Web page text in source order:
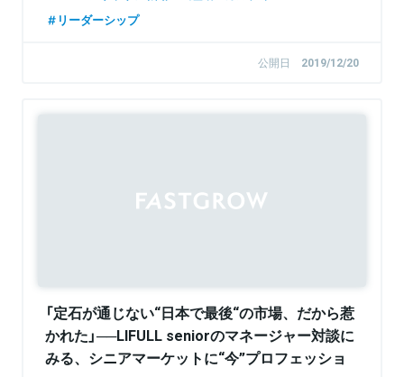
リーダーシップ
公開日 2019/12/20
「定石が通じない“日本で最後“の市場、だから惹
かれた」──LIFULL seniorのマネージャー対談に
みる、シニアマーケットに“今”プロフェッショ